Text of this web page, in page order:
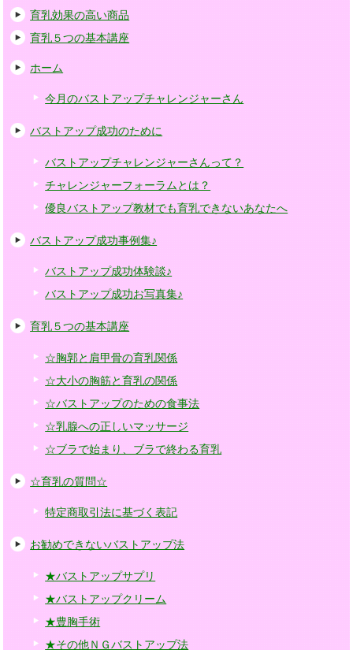
育乳効果の高い商品
育乳５つの基本講座
ホーム
今月のバストアップチャレンジャーさん
バストアップ成功のために
バストアップチャレンジャーさんって？
チャレンジャーフォーラムとは？
優良バストアップ教材でも育乳できないあなたへ
バストアップ成功事例集♪
バストアップ成功体験談♪
バストアップ成功お写真集♪
育乳５つの基本講座
☆胸郭と肩甲骨の育乳関係
☆大小の胸筋と育乳の関係
☆バストアップのための食事法
☆乳腺への正しいマッサージ
☆ブラで始まり、ブラで終わる育乳
☆育乳の質問☆
特定商取引法に基づく表記
お勧めできないバストアップ法
★バストアップサプリ
★バストアップクリーム
★豊胸手術
★その他ＮＧバストアップ法